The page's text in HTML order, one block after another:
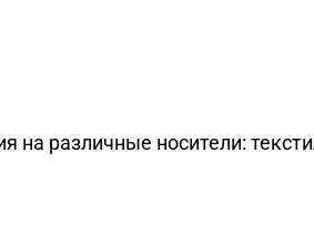
на различные носители: